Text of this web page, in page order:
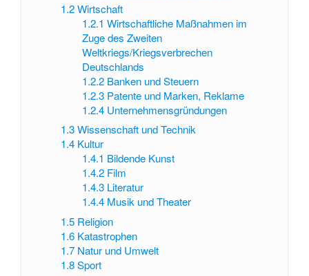
1.2 Wirtschaft
1.2.1 Wirtschaftliche Maßnahmen im
Zuge des Zweiten
Weltkriegs/Kriegsverbrechen
Deutschlands
1.2.2 Banken und Steuern
1.2.3 Patente und Marken, Reklame
1.2.4 Unternehmensgründungen
1.3 Wissenschaft und Technik
1.4 Kultur
1.4.1 Bildende Kunst
1.4.2 Film
1.4.3 Literatur
1.4.4 Musik und Theater
1.5 Religion
1.6 Katastrophen
1.7 Natur und Umwelt
1.8 Sport